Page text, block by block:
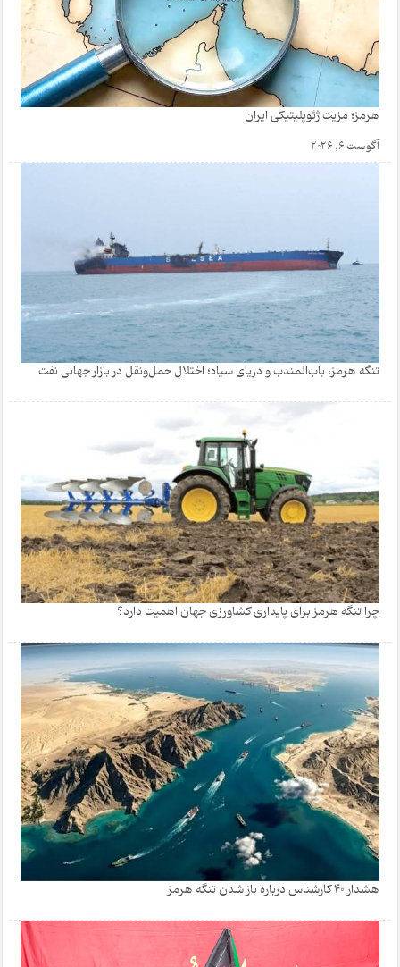
هرمز؛ مزیت ژئوپلیتیکی ایران
آگوست 6, 2026
تنگه هرمز، باب‌المندب و دریای سیاه؛ اختلال حمل‌ونقل در بازار جهانی نفت
چرا تنگه هرمز برای پایداری کشاورزی جهان اهمیت دارد؟
هشدار 40 کارشناس درباره باز شدن تنگه هرمز